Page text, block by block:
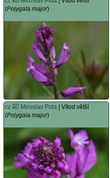
(Polygala major)
cz Miroslav Pida | Vítod větší
(Polygala major)